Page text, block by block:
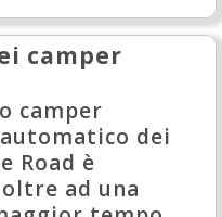
camper
camper
dei
Road è
ad una